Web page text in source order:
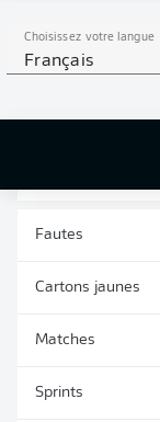
Choisissez votre langue
Français
Fautes
Cartons jaunes
Matches
Sprints